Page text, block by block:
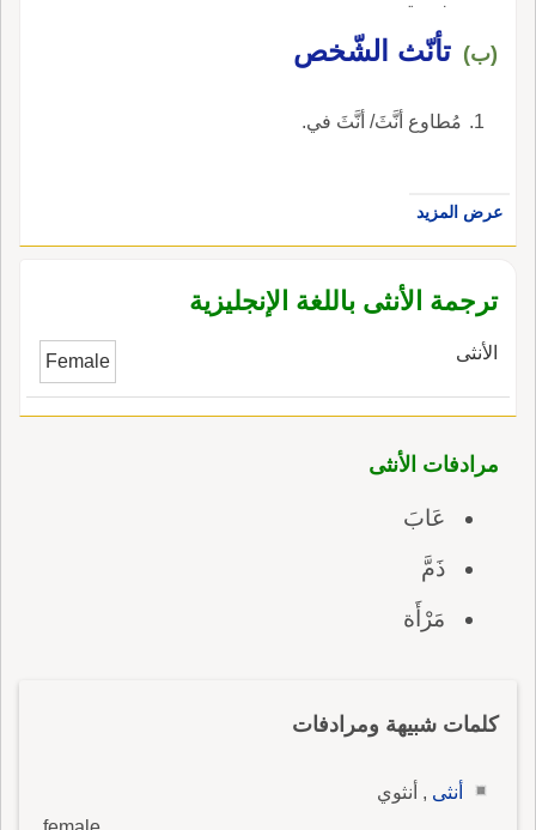
مخصبة.
(ب) تأنّث الشّخص
مُطاوع أنَّثَ/ أنَّثَ في.
عرض المزيد
ترجمة الأنثى باللغة الإنجليزية
الأنثى Female
مرادفات الأنثى
عَابَ
ذَمَّ
مَرْأَة
كلمات شبيهة ومرادفات
أنثى , أنثوي